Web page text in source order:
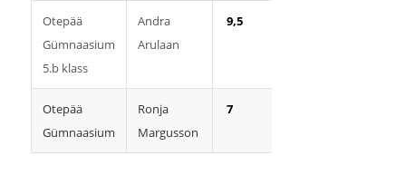
Otepää
Gümnaasium
5.b klass
Andra
Arulaan
9,5
Otepää
Gümnaasium
Ronja
Margusson
7